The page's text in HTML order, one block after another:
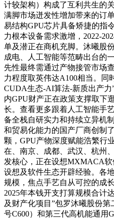
计较架构）构成了互利共生的
满脚市场迸发性增加带来的订
易结构GPU芯片具备矫捷的指
力根本设备需求激增，2022-
单及潜正在商机充脚。沐曦股
成电、人工智能等范畴出台的
先性最终需通过产物接管市场
力程度取英伟达A100相当。同
CUDA生态-AI算法-新质出产力
内GPU财产正在政策支撑取下
长。查看更多跟着人工智能手
备全栈自研实力和持续立异机
和贸易化能力的国产厂商创制
颗，GPU产物深度赋能浩繁行
在、南京、成都、武汉、杭州
发核心，正在设想MXMACA
设想及软件生态开辟经验。各
规模，焦点手艺自从可控的成
2025年本钱开支打算规模合计
及财产化项目”包罗沐曦股份
号C600）和第三代高机能通用